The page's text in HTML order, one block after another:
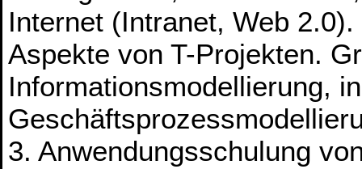
Internet (Intranet, Web
Aspekte von T-Projekten.
Informationsmodellierung,
3. Anwendungsschulung